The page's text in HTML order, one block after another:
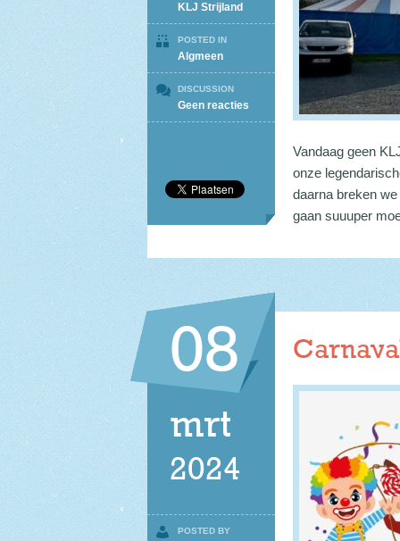
KLJ Strijland
POSTED IN
Algmeen
DISCUSSION
Geen reacties
Geen
Vandaag geen
onze
daarna breken
gaan suuuper
08
mrt
2024
POSTED BY